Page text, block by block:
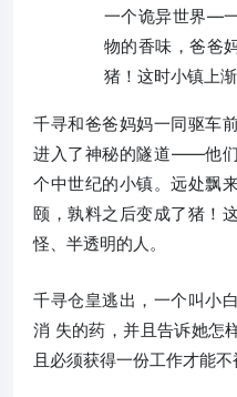
一个诡异世界—
物的香味，爸爸
猪！这时小镇上
千寻和爸爸妈妈一同驱车
进入了神秘的隧道——他
个中世纪的小镇。远处飘
颐，孰料之后变成了猪！
怪、半透明的人。
千寻仓皇逃出，一个叫小
消 失的药，并且告诉她怎
且必须获得一份工作才能不